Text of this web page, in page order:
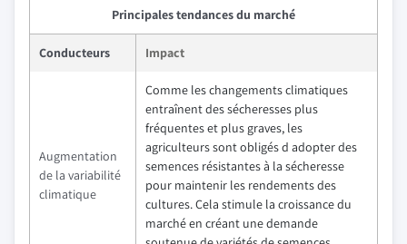
Principales tendances du marché
Conducteurs Impact
Augmentation
de la variabilité
climatique
Comme les changements climatiques
entraînent des sécheresses plus
fréquentes et plus graves, les
agriculteurs sont obligés d adopter des
semences résistantes à la sécheresse
pour maintenir les rendements des
cultures. Cela stimule la croissance du
marché en créant une demande